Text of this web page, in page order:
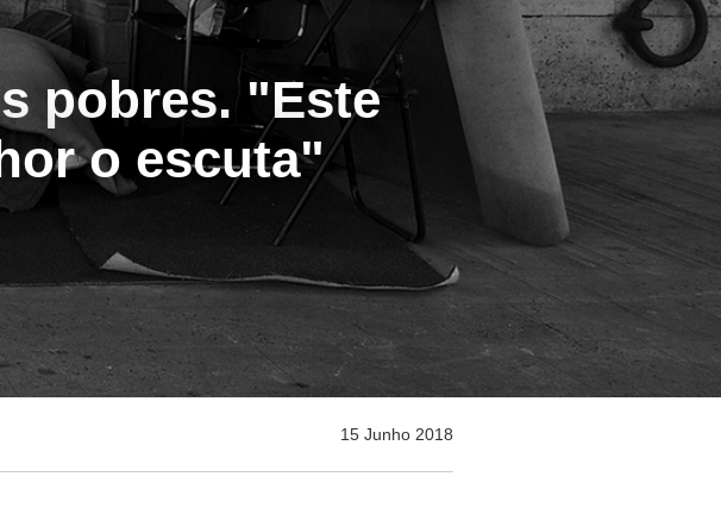
pobres. "Este
o escuta"
15 Junho 2018